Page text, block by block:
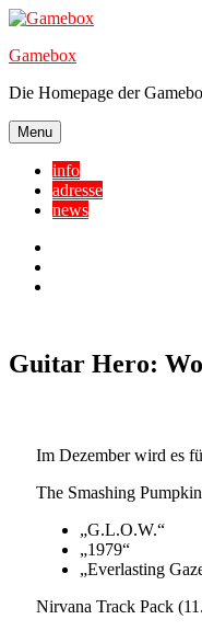
Skip
content
Gamebox
Die Homepage der
Menu
info
adresse
news
Guitar Hero:
Im Dezember wird es
The Smashing
„G.L.O.W.“
„1979“
„Everlasting
Nirvana Track Pack